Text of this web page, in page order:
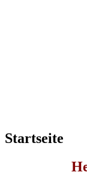
Startseite